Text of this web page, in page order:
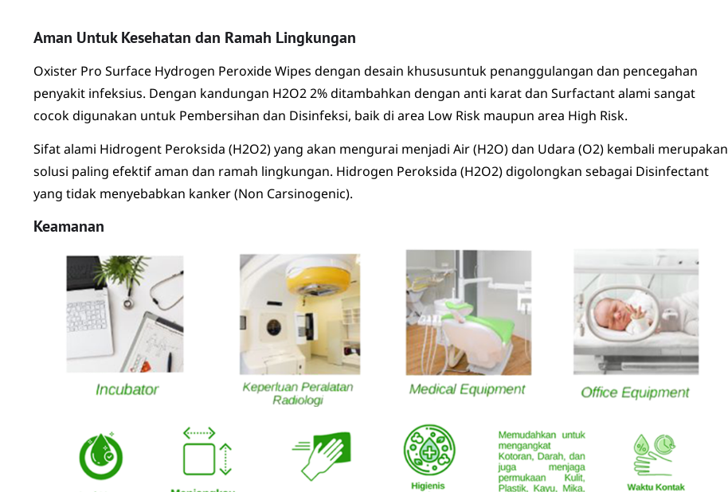
Aman Untuk Kesehatan dan Ramah Lingkungan
Oxister Pro Surface Hydrogen Peroxide Wipes dengan desain khususuntuk penanggulangan dan pencegahan
penyakit infeksius. Dengan kandungan H2O2 2% ditambahkan dengan anti karat dan Surfactant alami sangat
cocok digunakan untuk Pembersihan dan Disinfeksi, baik di area Low Risk maupun area High Risk.
Sifat alami Hidrogent Peroksida (H2O2) yang akan mengurai menjadi Air (H2O) dan Udara (O2) kembali merupakan
solusi paling efektif aman dan ramah lingkungan. Hidrogen Peroksida (H2O2) digolongkan sebagai Disinfectant
yang tidak menyebabkan kanker (Non Carsinogenic).
Keamanan